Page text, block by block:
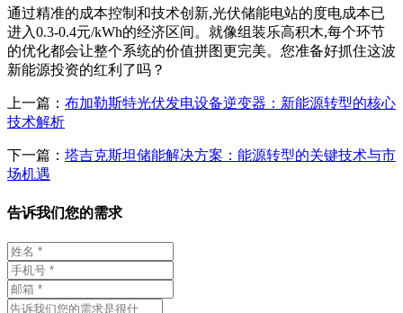
通过精准的成本控制和技术创新,光伏储能电站的度电成本已
进入0.3-0.4元/kWh的经济区间。就像组装乐高积木,每个环节
的优化都会让整个系统的价值拼图更完美。您准备好抓住这波
新能源投资的红利了吗？
上一篇： 布加勒斯特光伏发电设备逆变器：新能源转型的核心
技术解析
下一篇： 塔吉克斯坦储能解决方案：能源转型的关键技术与市
场机遇
告诉我们您的需求